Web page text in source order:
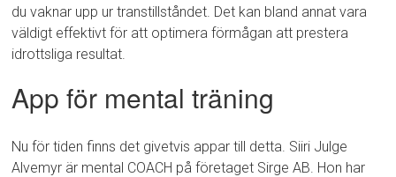
du vaknar upp ur transtillståndet. Det kan bland annat vara
väldigt effektivt för att optimera förmågan att prestera
idrottsliga resultat.
App för mental träning
Nu för tiden finns det givetvis appar till detta. Siiri Julge
Alvemyr är mental COACH på företaget Sirge AB. Hon har